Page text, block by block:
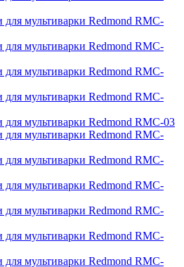
для мультиварки Redmond RMC-
для мультиварки Redmond RMC-
для мультиварки Redmond RMC-
для мультиварки Redmond RMC-
для мультиварки Redmond RMC-03
для мультиварки Redmond RMC-
для мультиварки Redmond RMC-
для мультиварки Redmond RMC-
для мультиварки Redmond RMC-
для мультиварки Redmond RMC-
для мультиварки Redmond RMC-